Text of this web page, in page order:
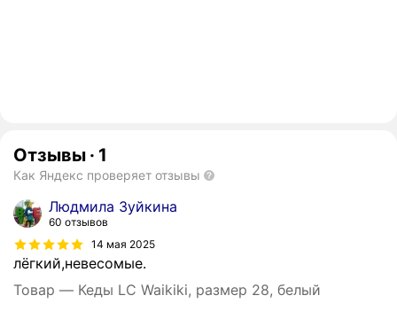
Отзывы · 1
Как Яндекс проверяет отзывы
Людмила Зуйкина
60 отзывов
14 мая 2025
лёгкий,невесомые.
Товар — Кеды LC Waikiki, размер 28, белый